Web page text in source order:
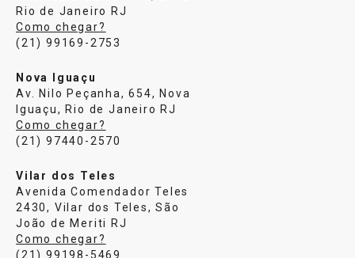
Rio de Janeiro RJ
Como chegar?
(21) 99169-2753
Nova Iguaçu
Av. Nilo Peçanha, 654, Nova
Iguaçu, Rio de Janeiro RJ
Como chegar?
(21) 97440-2570
Vilar dos Teles
Avenida Comendador Teles
2430, Vilar dos Teles, São
João de Meriti RJ
Como chegar?
(21) 99198-5469